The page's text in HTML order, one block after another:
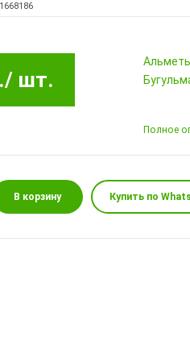
/ шт.
Полное
В корзину Купить по